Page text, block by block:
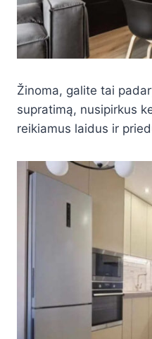
Žinoma, galite tai
supratimą, nusipirkus
reikiamus laidus ir